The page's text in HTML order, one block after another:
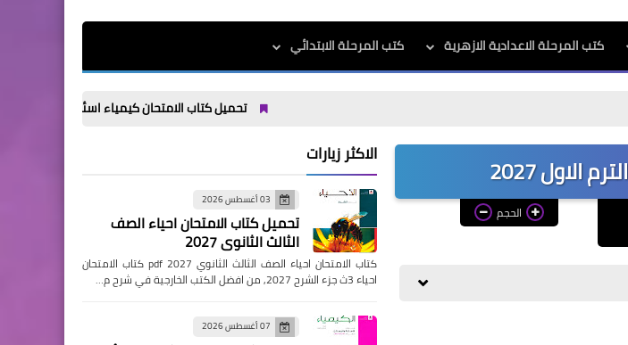
كتب المرحلة الاعدادية الازهرية كتب المرحلة الابتدائي
تحميل كتاب الامتحان كيمياء اسئلة الصف الثالث الثانوي 2027
2027
الحجم
الاكثر زيارات
03 أغسطس 2026
تحميل كتاب الامتحان احياء الصف
الثالث الثانوي 2027
كتاب الامتحان احياء الصف الثالث الثانوي pdf 2027 كتاب الامتحان
احياء 3ث جزء الشرح 2027, من افضل الكتب الخارجية في شرح م…
07 أغسطس 2026